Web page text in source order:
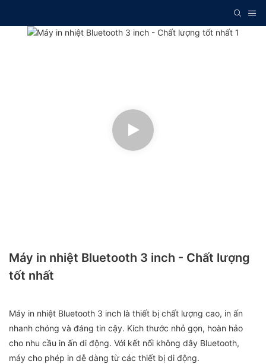
Máy in nhiệt Bluetooth 3 inch - Chất lượng
tốt nhất
Máy in nhiệt Bluetooth 3 inch là thiết bị chất lượng cao, in ấn
nhanh chóng và đáng tin cậy. Kích thước nhỏ gọn, hoàn hảo
cho nhu cầu in ấn di động. Với kết nối không dây Bluetooth,
máy cho phép in dễ dàng từ các thiết bị di động.